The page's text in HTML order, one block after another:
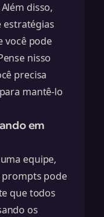
disso,
estratégias
você pode
nisso
precisa
mantê-lo
em
equipe,
pode
que todos
os